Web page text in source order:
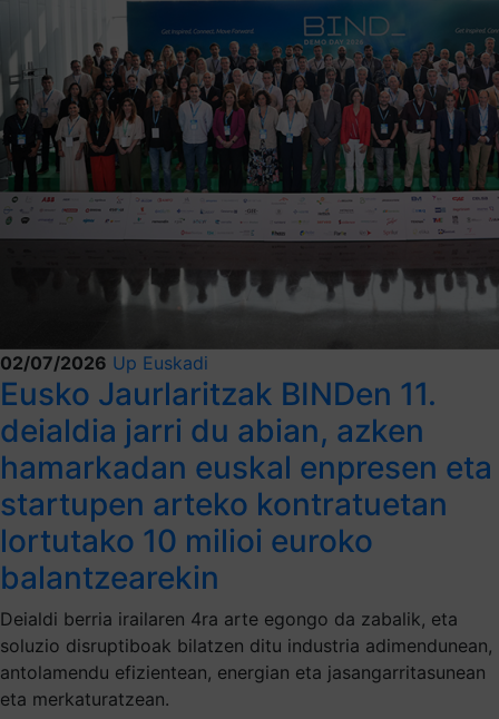
02/07/2026 Up Euskadi
Eusko Jaurlaritzak BINDen 11.
deialdia jarri du abian, azken
hamarkadan euskal enpresen eta
startupen arteko kontratuetan
lortutako 10 milioi euroko
balantzearekin
Deialdi berria irailaren 4ra arte egongo da zabalik, eta
soluzio disruptiboak bilatzen ditu industria adimendunean,
antolamendu efizientean, energian eta jasangarritasunean
eta merkaturatzean.